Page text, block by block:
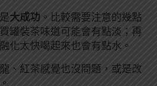
大成功 。比較需要注意的幾點
罐裝茶味道可能會有點淡；再
化太快喝起來也會有點水。
、紅茶感覺也沒問題，或是改